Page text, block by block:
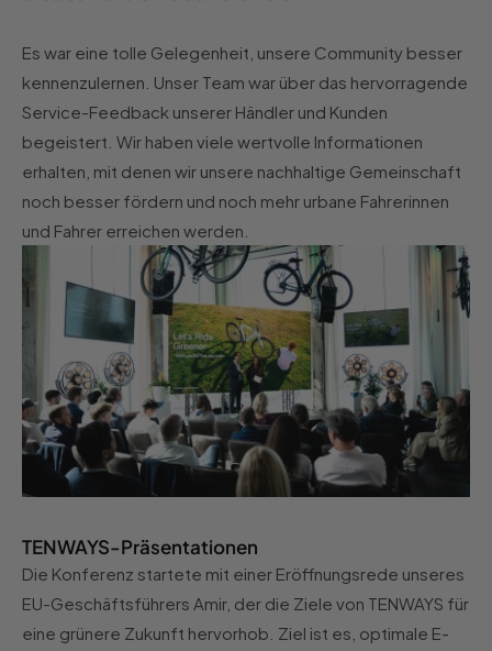
Es war eine tolle Gelegenheit, unsere Community besser
kennenzulernen. Unser Team war über das hervorragende
Service-Feedback unserer Händler und Kunden
begeistert. Wir haben viele wertvolle Informationen
erhalten, mit denen wir unsere nachhaltige Gemeinschaft
noch besser fördern und noch mehr urbane Fahrerinnen
und Fahrer erreichen werden.
TENWAYS-Präsentationen
Die Konferenz startete mit einer Eröffnungsrede unseres
EU-Geschäftsführers Amir, der die Ziele von TENWAYS für
eine grünere Zukunft hervorhob. Ziel ist es, optimale E-